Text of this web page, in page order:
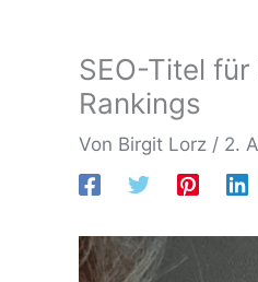
SEO-Titel
Rankings
Von Birgit Lorz / 2.